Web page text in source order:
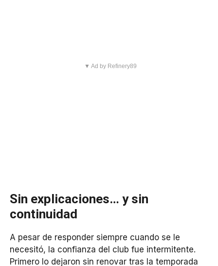
▼ Ad by Refinery89
Sin explicaciones… y sin
continuidad
A pesar de responder siempre cuando se le
necesitó, la confianza del club fue intermitente.
Primero lo dejaron sin renovar tras la temporada